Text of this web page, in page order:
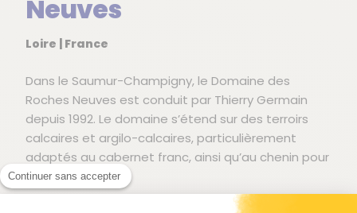
Continuer sans accepter
Neuves
Loire | France
Dans le Saumur-Champigny, le Domaine des
Roches Neuves est conduit par Thierry Germain
depuis 1992. Le domaine s’étend sur des terroirs
calcaires et argilo-calcaires, particulièrement
adaptés au cabernet franc, ainsi qu’au chenin pour
les blancs.
À partir de 2002, le domaine s’engage en